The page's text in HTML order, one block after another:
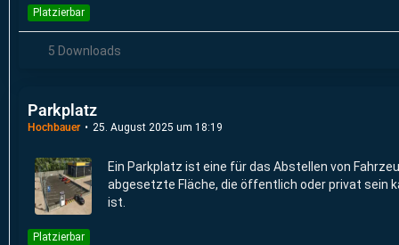
Platzierbar
5 Downloads
Parkplatz
Hochbauer 25. August 2025 um 18:19
Ein Parkplatz ist eine für das Abstellen von
abgesetzte Fläche, die öffentlich oder privat sein
ist.
Platzierbar